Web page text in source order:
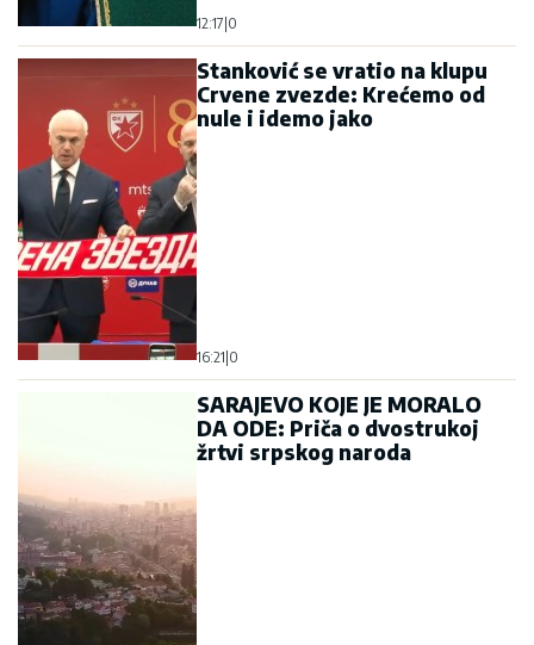
12:17 0
Stanković se vratio na klupu
Crvene zvezde: Krećemo od
nule i idemo jako
16:21 0
SARAJEVO KOJE JE MORALO
DA ODE: Priča o dvostrukoj
žrtvi srpskog naroda